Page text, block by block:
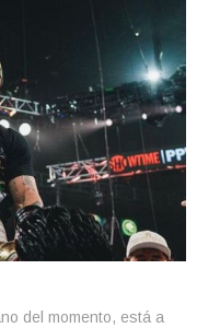
del momento, está a